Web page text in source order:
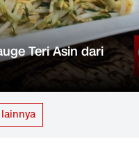
Teri Asin dari